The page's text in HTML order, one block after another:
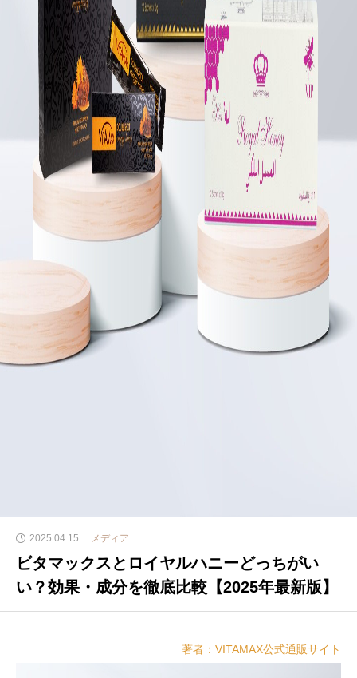
2025.04.15 メディア
ビタマックスとロイヤルハニーどっちがい
い？効果・成分を徹底比較【2025年最新版】
著者：VITAMAX公式通販サイト